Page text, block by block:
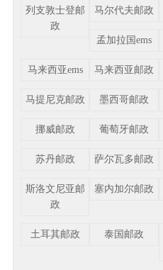
列支敦士登邮
政
马尔代夫邮政
孟加拉国ems
马来西亚ems 马来西亚邮政
马提尼克邮政 墨西哥邮政
挪威邮政 葡萄牙邮政
苏丹邮政 萨尔瓦多邮政
斯洛文尼亚邮
政
塞内加尔邮政
土耳其邮政 泰国邮政